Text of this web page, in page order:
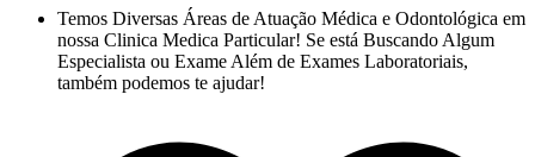
Temos Diversas Áreas de Atuação Médica e Odontológica em
nossa Clinica Medica Particular! Se está Buscando Algum
Especialista ou Exame Além de Exames Laboratoriais,
também podemos te ajudar!